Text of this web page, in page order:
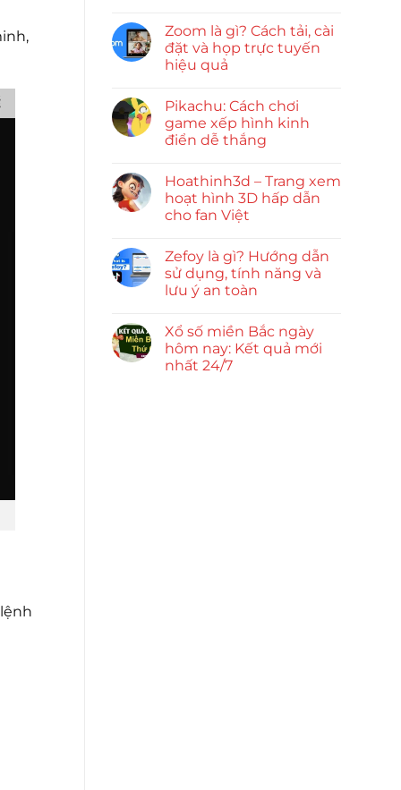
Zoom là gì? Cách tải, cài
đặt và họp trực tuyến
hiệu quả
Pikachu: Cách chơi
game xếp hình kinh
điển dễ thắng
Hoathinh3d – Trang xem
hoạt hình 3D hấp dẫn
cho fan Việt
Zefoy là gì? Hướng dẫn
sử dụng, tính năng và
lưu ý an toàn
Xổ số miền Bắc ngày
hôm nay: Kết quả mới
nhất 24/7